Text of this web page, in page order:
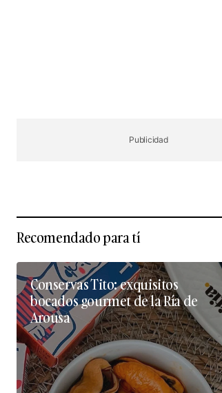
Publicidad
Recomendado para tí
Conservas Tito: exquisitos
bocados gourmet de la Ría de
Arousa